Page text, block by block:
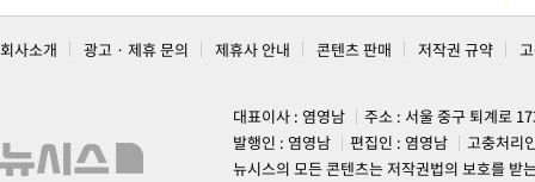
회사소개 광고 · 제휴 문의 제휴사 안내 콘텐츠 판매 저작권 규약
대표이사 : 염영남
주소 : 서울 중구 퇴계로
발행인 : 염영남
편집인 : 염영남
고충처리
뉴시스의 모든 콘텐츠는 저작권법의 보호를